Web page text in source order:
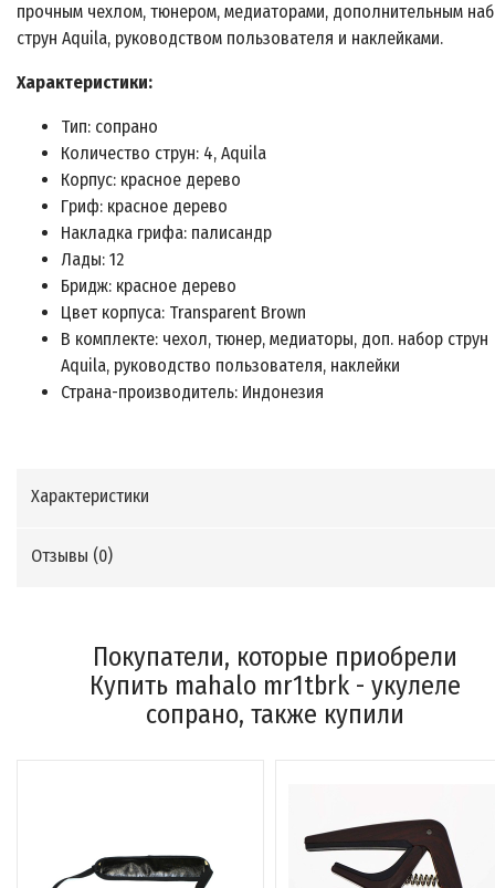
прочным чехлом, тюнером, медиаторами, дополнительным
струн Aquila, руководством пользователя и наклейками.
Характеристики:
Тип: сопрано
Количество струн: 4, Aquila
Корпус: красное дерево
Гриф: красное дерево
Накладка грифа: палисандр
Лады: 12
Бридж: красное дерево
Цвет корпуса: Transparent Brown
В комплекте: чехол, тюнер, медиаторы, доп. набор струн
Aquila, руководство пользователя, наклейки
Страна-производитель: Индонезия
Характеристики
Отзывы (0)
Покупатели, которые приобрели
Купить mahalo mr1tbrk - укулеле
сопрано, также купили